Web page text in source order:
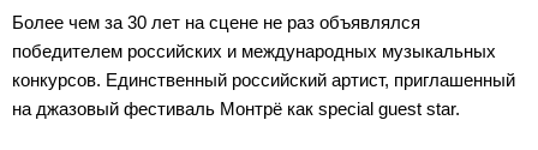
Более чем за 30 лет на сцене не раз объявлялся
победителем российских и международных музыкальных
конкурсов. Единственный российский артист, приглашенный
на джазовый фестиваль Монтрё как special guest star.